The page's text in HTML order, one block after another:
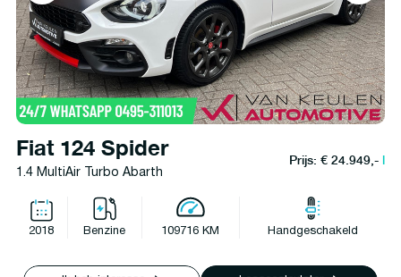
Fiat 124 Spider
1.4 MultiAir Turbo Abarth
Prijs: € 24.949,-l
2018 Benzine 109716 KM Handgeschakeld